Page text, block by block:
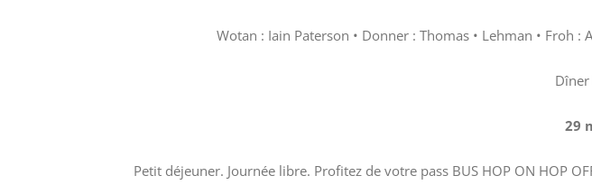
Wotan : Iain Paterson • Donner : Thomas • Lehman • Froh
29
Petit déjeuner. Journée libre. Profitez de votre pass BUS HOP ON HOP